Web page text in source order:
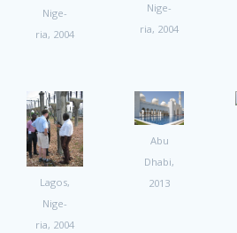
Nige­
ria, 2004
Nige­
ria, 2004
Lagos,
Nige­
ria, 2004
Abu
Dhabi,
2013